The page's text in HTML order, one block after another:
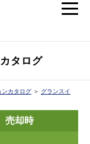
タログ
ンカタログ ＞ グランスイ
売却時